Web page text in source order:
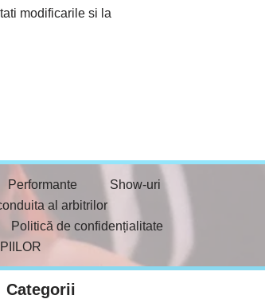
modificarile si la
Performante
Show-uri
al arbitrilor
Politică de confidențialitate
Categorii